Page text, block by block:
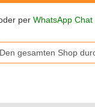
per WhatsApp Chat